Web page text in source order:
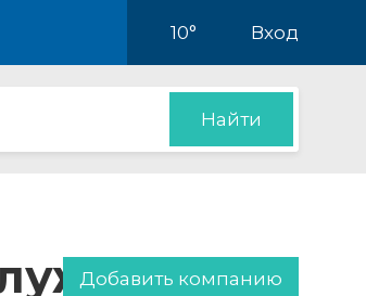
10° Вход
Найти
Добавить компанию